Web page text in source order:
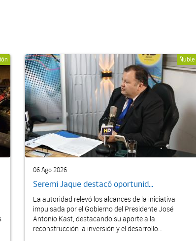
Ñuble
06 Ago 2026
Seremi Jaque destacó oportunid...
La autoridad relevó los alcances de la iniciativa
impulsada por el Gobierno del Presidente José
Antonio Kast, destacando su aporte a la
reconstrucción la inversión y el desarrollo...